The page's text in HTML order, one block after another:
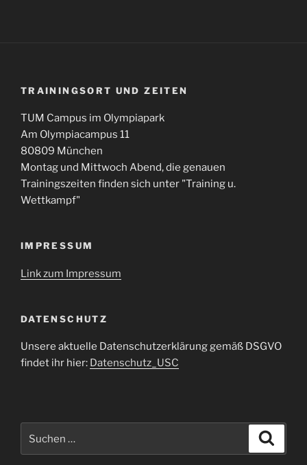
TRAININGSORT UND ZEITEN
TUM Campus im Olympiapark
Am Olympiacampus 11
80809 München
Montag und Mittwoch Abend, die genauen
Trainingszeiten finden sich unter "Training u.
Wettkampf"
IMPRESSUM
Link zum Impressum
DATENSCHUTZ
Unsere aktuelle Datenschutzerklärung gemäß DSGVO
findet ihr hier: Datenschutz_USC